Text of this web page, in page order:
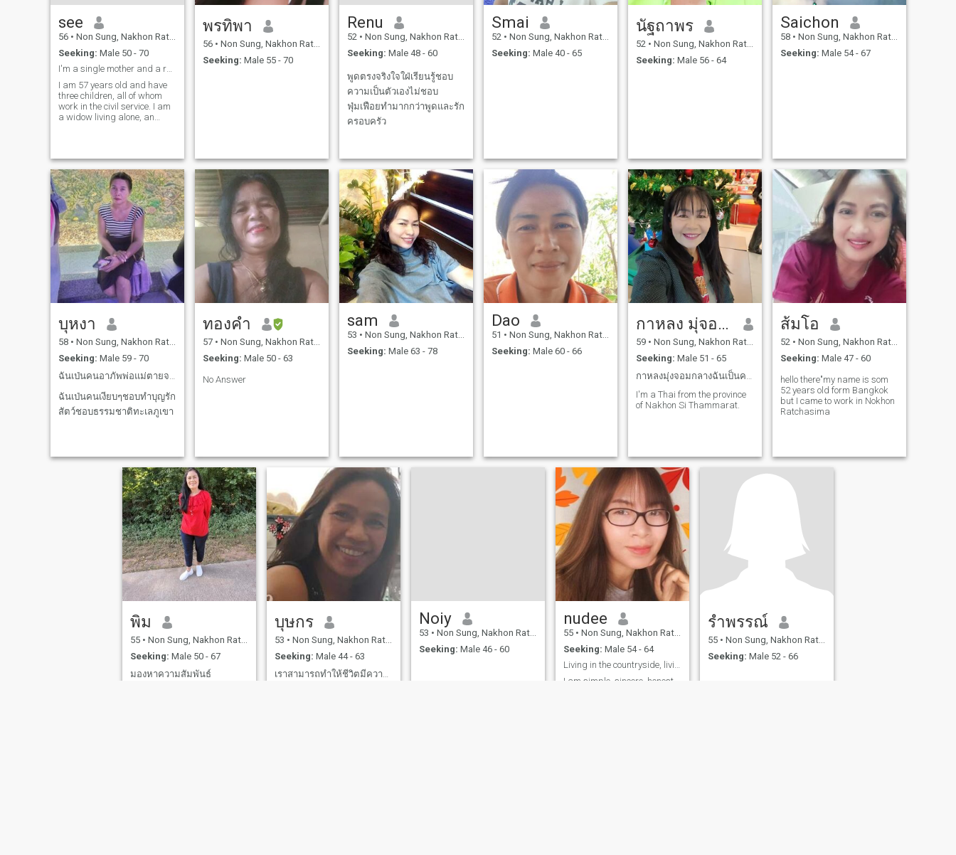
see
56 • Non Sung, Nakhon Ratchasima, Thailand
Seeking: Male 50 - 70
I'm a single mother and a romantic woman.
I am 57 years old and have
three children, all of whom
work in the civil service. I am
a widow living alone, an
wealthy, and not the type that
foreign men would find att
พรทิพา
56 • Non Sung, Nakhon Ratchasima, Thailand
Seeking: Male 55 - 70
Renu
52 • Non Sung, Nakhon Ratchasima, Thailand
Seeking: Male 48 - 60
พูดตรงจริงใจใฝ่เรียนรู้ชอบ
ความเป็นตัวเองไม่ชอบ
ฟุ่มเฟือยทำมากกว่าพูดและรัก
ครอบครัว
Smai
52 • Non Sung, Nakhon Ratchasima, Thailand
Seeking: Male 40 - 65
นัฐถาพร
52 • Non Sung, Nakhon Ratchasima, Thailand
Seeking: Male 56 - 64
Saichon
58 • Non Sung, Nakhon Ratchasima, Thailand
Seeking: Male 54 - 67
บุหงา
58 • Non Sung, Nakhon Ratchasima, Thailand
Seeking: Male 59 - 70
ฉันเป่นคนอาภัพพ่อแม่ตายจาก
ฉันเป่นคนเงียบๆชอบทำบุญรัก
สัตว์ชอบธรรมชาติทะเลภูเขา
ทองคำ
57 • Non Sung, Nakhon Ratchasima, Thailand
Seeking: Male 50 - 63
No Answer
sam
53 • Non Sung, Nakhon Ratchasima, Thailand
Seeking: Male 63 - 78
Dao
51 • Non Sung, Nakhon Ratchasima, Thailand
Seeking: Male 60 - 66
กาหลง มุ่จอมกลาง
59 • Non Sung, Nakhon Ratchasima, Thailand
Seeking: Male 51 - 65
กาหลงมุ่งจอมกลางฉันเป็นคนอารมณ์ดีซื้อสัตย์จริงใจ
I'm a Thai from the province
of Nakhon Si Thammarat.
ส้มโอ
52 • Non Sung, Nakhon Ratchasima, Thailand
Seeking: Male 47 - 60
hello there"my name is som
52 years old form Bangkok
but I came to work in Nokhon
Ratchasima
พิม
55 • Non Sung, Nakhon Ratchasima, Thailand
Seeking: Male 50 - 67
มองหาความสัมพันธ์
บุษกร
53 • Non Sung, Nakhon Ratchasima, Thailand
Seeking: Male 44 - 63
เราสามารถทำให้ชีวิตมีความสุขได้ถ้าเราคิดบวก
Noiy
53 • Non Sung, Nakhon Ratchasima, Thailand
Seeking: Male 46 - 60
nudee
55 • Non Sung, Nakhon Ratchasima, Thailand
Seeking: Male 54 - 64
Living in the countryside, living a simple life
I am simple, sincere, honest
รําพรรณ์
55 • Non Sung, Nakhon Ratchasima, Thailand
Seeking: Male 52 - 66